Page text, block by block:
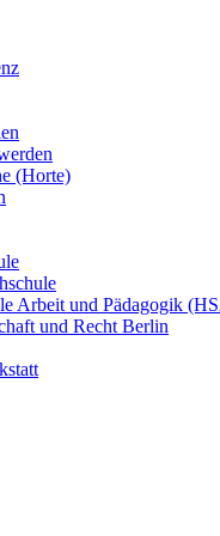
(Horte)
Arbeit und Pädagogik
und Recht Berlin